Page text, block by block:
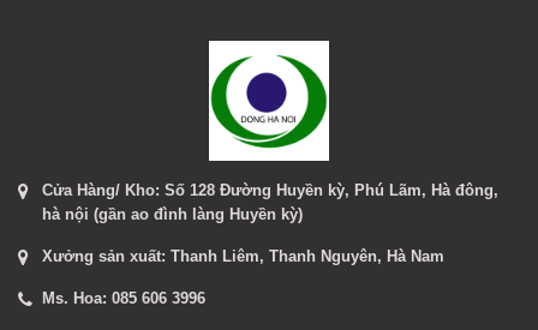
Cửa Hàng/ Kho: Số 128 Đường Huyền kỳ, Phú Lãm, Hà đông,
hà nội (gần ao đình làng Huyền kỳ)
Xưởng sản xuất: Thanh Liêm, Thanh Nguyên, Hà Nam
Ms. Hoa: 085 606 3996